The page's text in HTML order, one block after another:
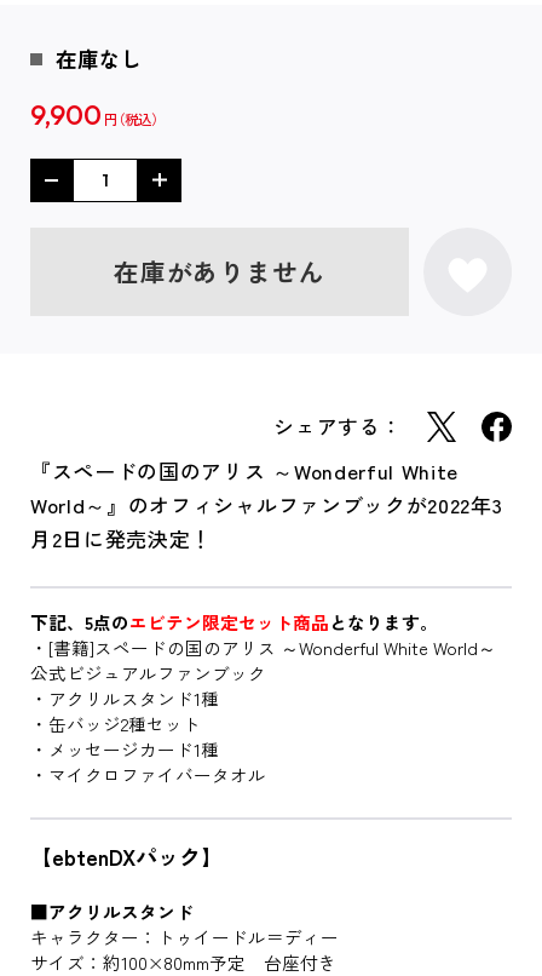
在庫なし
9,900 円
在庫がありません
シェアする：
『スペードの国のアリス ～Wonderful White
World～』のオフィシャルファンブックが2022年3
月2日に発売決定！
下記、5点のエビテン限定セット商品となります。
・[書籍]スペードの国のアリス ～Wonderful White World～
公式ビジュアルファンブック
・アクリルスタンド1種
・缶バッジ2種セット
・メッセージカード1種
・マイクロファイバータオル
【ebtenDXパック】
■アクリルスタンド
キャラクター：トゥイードル＝ディー
サイズ：約100×80mm予定 台座付き